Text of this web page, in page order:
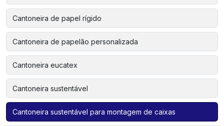
Cantoneira de papel rígido
Cantoneira de papelão personalizada
Cantoneira eucatex
Cantoneira sustentável
Cantoneira sustentável para montagem de caixas